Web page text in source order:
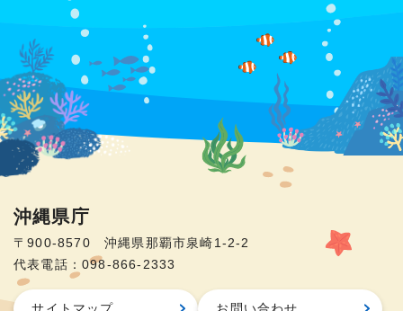
沖縄県庁
〒900-8570 沖縄県那覇市泉崎1-2-2
代表電話：098-866-2333